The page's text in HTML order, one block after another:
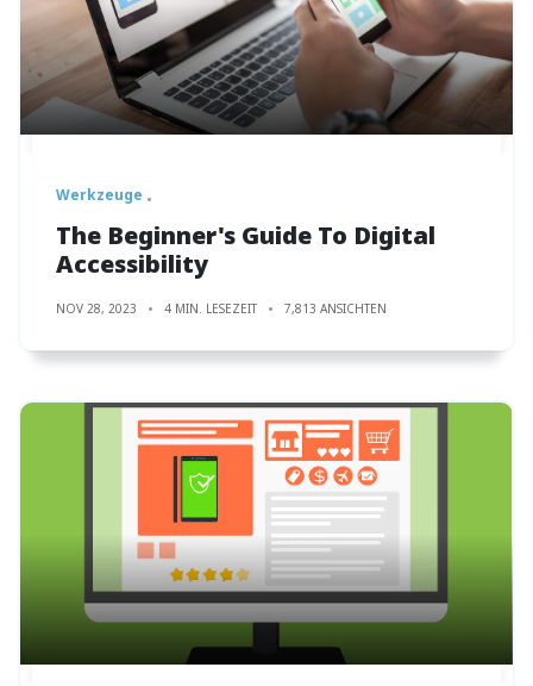
Werkzeuge
The Beginner's Guide To Digital
Accessibility
NOV 28, 2023 4 MIN. LESEZEIT 7,813 ANSICHTEN